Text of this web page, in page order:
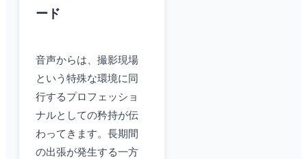
ード
音声からは、撮影現場
という特殊な環境に同
行するプロフェッショ
ナルとしての矜持が伝
わってきます。長期間
の出張が発生する一方